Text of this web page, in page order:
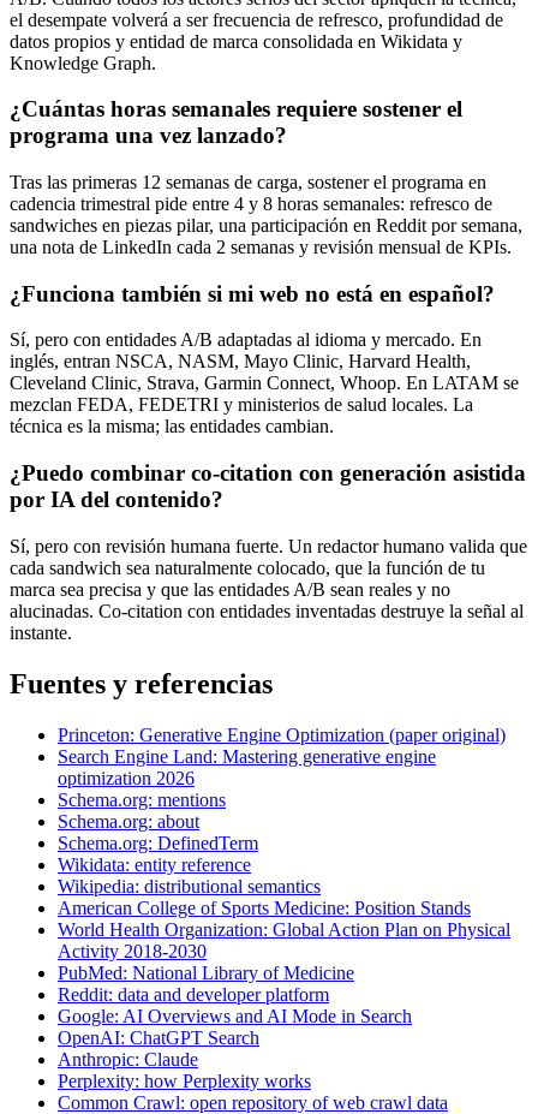
el desempate volverá a ser frecuencia de refresco, profundidad de
datos propios y entidad de marca consolidada en Wikidata y
Knowledge Graph.
¿Cuántas horas semanales requiere sostener el
programa una vez lanzado?
Tras las primeras 12 semanas de carga, sostener el programa en
cadencia trimestral pide entre 4 y 8 horas semanales: refresco de
sandwiches en piezas pilar, una participación en Reddit por semana,
una nota de LinkedIn cada 2 semanas y revisión mensual de KPIs.
¿Funciona también si mi web no está en español?
Sí, pero con entidades A/B adaptadas al idioma y mercado. En
inglés, entran NSCA, NASM, Mayo Clinic, Harvard Health,
Cleveland Clinic, Strava, Garmin Connect, Whoop. En LATAM se
mezclan FEDA, FEDETRI y ministerios de salud locales. La
técnica es la misma; las entidades cambian.
¿Puedo combinar co-citation con generación asistida
por IA del contenido?
Sí, pero con revisión humana fuerte. Un redactor humano valida que
cada sandwich sea naturalmente colocado, que la función de tu
marca sea precisa y que las entidades A/B sean reales y no
alucinadas. Co-citation con entidades inventadas destruye la señal al
instante.
Fuentes y referencias
Princeton: Generative Engine Optimization (paper original)
Search Engine Land: Mastering generative engine
optimization 2026
Schema.org: mentions
Schema.org: about
Schema.org: DefinedTerm
Wikidata: entity reference
Wikipedia: distributional semantics
American College of Sports Medicine: Position Stands
World Health Organization: Global Action Plan on Physical
Activity 2018-2030
PubMed: National Library of Medicine
Reddit: data and developer platform
Google: AI Overviews and AI Mode in Search
OpenAI: ChatGPT Search
Anthropic: Claude
Perplexity: how Perplexity works
Common Crawl: open repository of web crawl data